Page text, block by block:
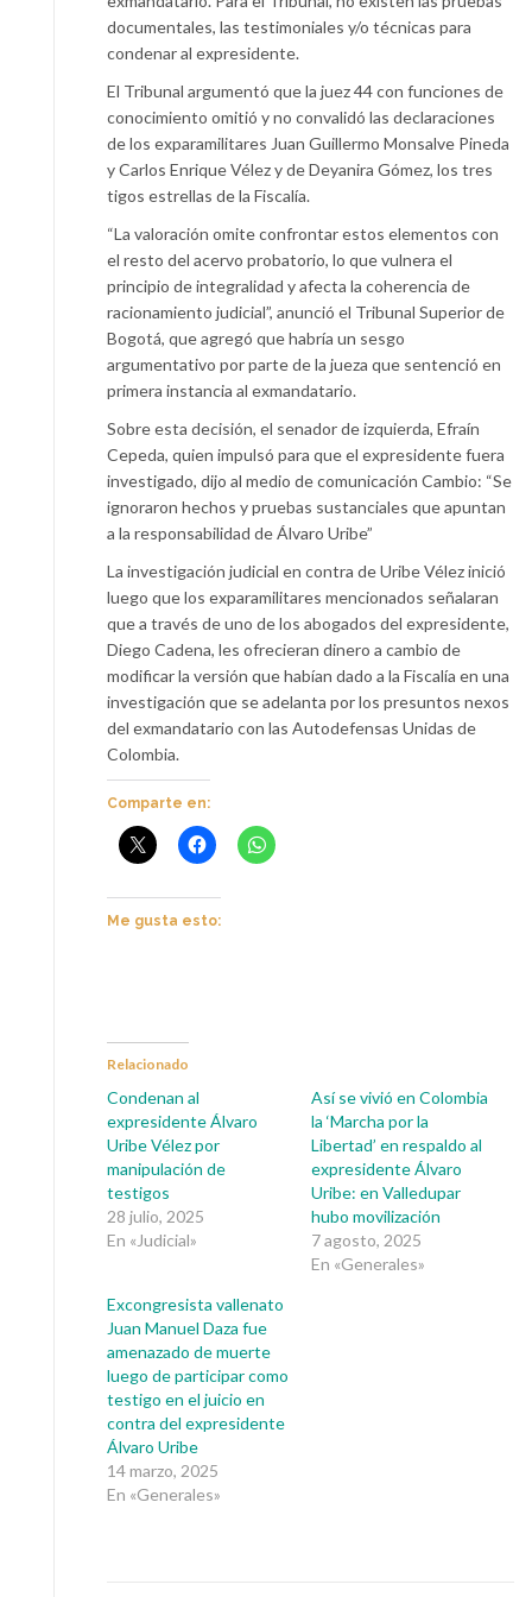
documentales, las testimoniales y/o técnicas para
condenar al expresidente.
El Tribunal argumentó que la juez 44 con funciones de
conocimiento omitió y no convalidó las declaraciones
de los exparamilitares Juan Guillermo Monsalve Pineda
y Carlos Enrique Vélez y de Deyanira Gómez, los tres
tigos estrellas de la Fiscalía.
“La valoración omite confrontar estos elementos con
el resto del acervo probatorio, lo que vulnera el
principio de integralidad y afecta la coherencia de
racionamiento judicial”, anunció el Tribunal Superior de
Bogotá, que agregó que habría un sesgo
argumentativo por parte de la jueza que sentenció en
primera instancia al exmandatario.
Sobre esta decisión, el senador de izquierda, Efraín
Cepeda, quien impulsó para que el expresidente fuera
investigado, dijo al medio de comunicación Cambio: “Se
ignoraron hechos y pruebas sustanciales que apuntan
a la responsabilidad de Álvaro Uribe”
La investigación judicial en contra de Uribe Vélez inició
luego que los exparamilitares mencionados señalaran
que a través de uno de los abogados del expresidente,
Diego Cadena, les ofrecieran dinero a cambio de
modificar la versión que habían dado a la Fiscalía en una
investigación que se adelanta por los presuntos nexos
del exmandatario con las Autodefensas Unidas de
Colombia.
Comparte en:
Me gusta esto:
Relacionado
Condenan al
expresidente Álvaro
Uribe Vélez por
manipulación de
testigos
28 julio, 2025
En «Judicial»
Así se vivió en Colombia
la ‘Marcha por la
Libertad’ en respaldo al
expresidente Álvaro
Uribe: en Valledupar
hubo movilización
7 agosto, 2025
En «Generales»
Excongresista vallenato
Juan Manuel Daza fue
amenazado de muerte
luego de participar como
testigo en el juicio en
contra del expresidente
Álvaro Uribe
14 marzo, 2025
En «Generales»